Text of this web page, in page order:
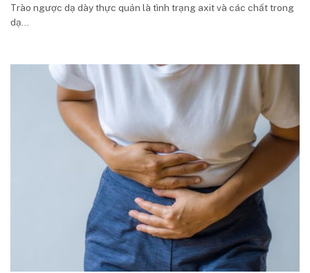
Trào ngược dạ dày thực quản là tình trạng axit và các chất trong
dạ...